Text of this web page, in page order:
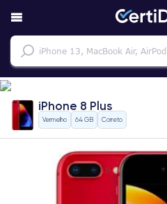
iPhone 8 Plus
Vermelho 64 GB Correto